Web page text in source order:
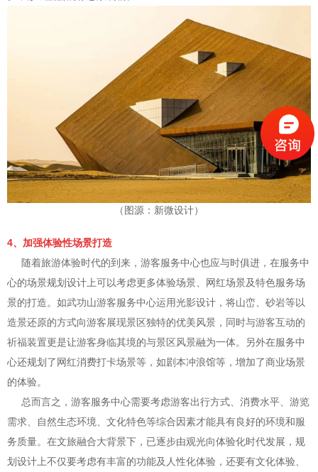
（图源：新微设计）
4、加强体验性场景打造
随着旅游体验时代的到来，游客服务中心也应与时俱进，在服务中
心的场景规划设计上可以考虑更多体验场景、网红场景及特色服务场
景的打造。如武功山游客服务中心运用光影设计，将山峦、砂岩等以
造景还原的方式向游客展现景区独特的优美风景，同时与游客互动的
祈福装置更是让游客身临其境的与景区风景融为一体。另外在服务中
心还规划了网红消费打卡场景等，如剧本冲浪馆等，增加了商业场景
的体验。
总而言之，游客服务中心需要考虑游客出行方式、消费水平、游览
需求、自然生态环境、文化特色等综合因素才能具有良好的环境和服
务质量。在文旅融合大背景下，已逐步由观光向体验化时代发展，规
划设计上不仅要考虑有丰富的功能及人性化体验，还要有文化体验、